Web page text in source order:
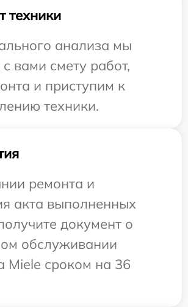
техники
анализа мы
вами смету работ,
и приступим к
техники.
ремонта и
акта выполненных
документ о
обслуживании
Miele сроком на 36